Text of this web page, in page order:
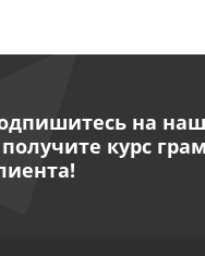
на
курс